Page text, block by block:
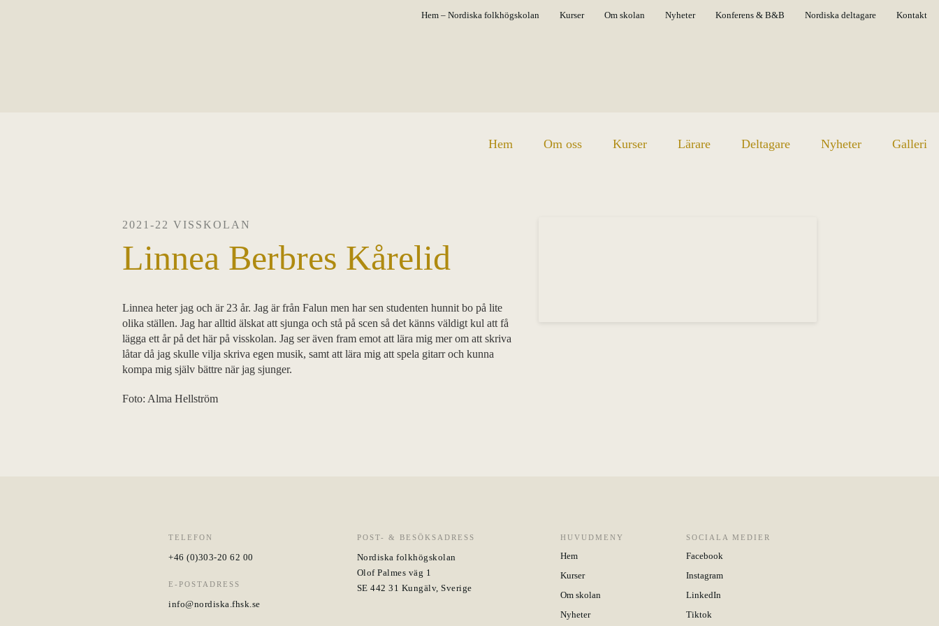
Hem – Nordiska folkhögskolan Kurser Om skolan Nyheter Konferens & B&B Nordiska deltagare Kontakt
Hem Om oss Kurser Lärare Deltagare Nyheter Galleri
2021-22 VISSKOLAN
Linnea Berbres Kårelid
Linnea heter jag och är 23 år. Jag är från Falun men har sen studenten hunnit bo på lite
olika ställen. Jag har alltid älskat att sjunga och stå på scen så det känns väldigt kul att få
lägga ett år på det här på visskolan. Jag ser även fram emot att lära mig mer om att skriva
låtar då jag skulle vilja skriva egen musik, samt att lära mig att spela gitarr och kunna
kompa mig själv bättre när jag sjunger.
Foto: Alma Hellström
TELEFON
+46 (0)303-20 62 00
E-POSTADRESS
info@nordiska.fhsk.se
POST- & BESÖKSADRESS
Nordiska folkhögskolan
Olof Palmes väg 1
SE 442 31 Kungälv, Sverige
HUVUDMENY
Hem
Kurser
Om skolan
Nyheter
SOCIALA MEDIER
Facebook
Instagram
LinkedIn
Tiktok